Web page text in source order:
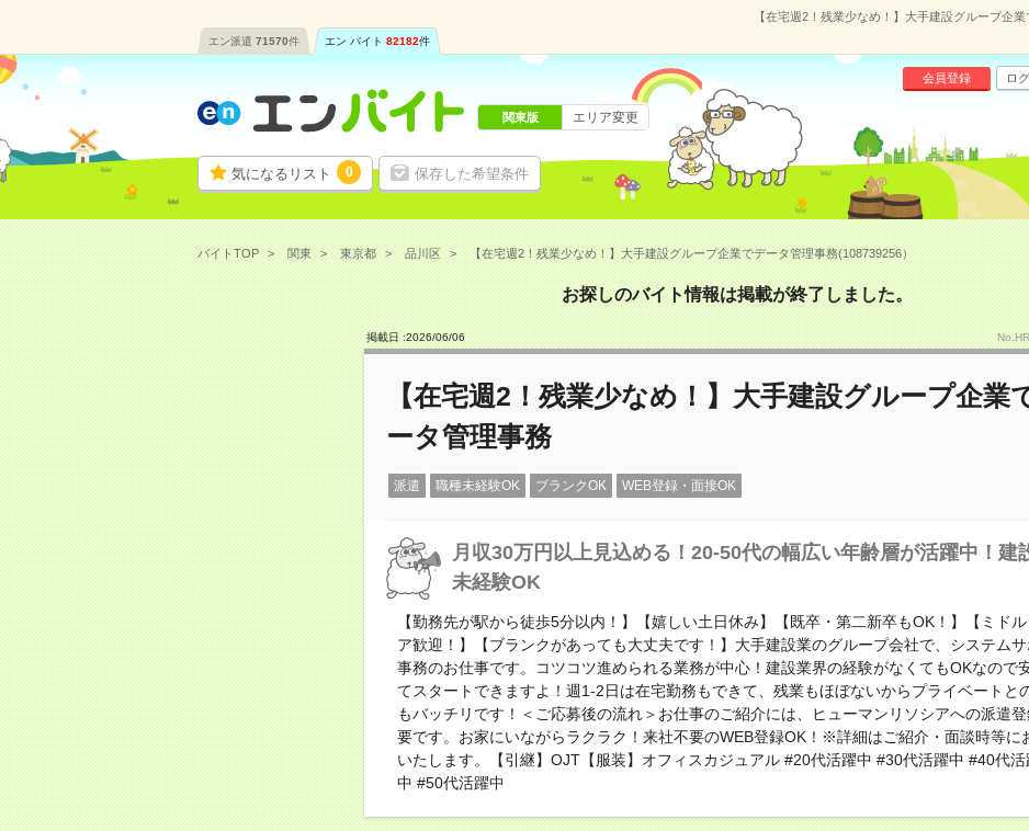
【在宅週2！残業少なめ！】大手建設グループ企
エン派遣 71570件 エン バイト 82182件
気になるリスト 0 保存した希望条件
会員登録 ロ
関東版 エリア変更
バイトTOP 関東 東京都 品川区 【在宅週2！残業少なめ！】大手建設グループ企業でデータ管理事務(108739256）
お探しのバイト情報は掲載が終了しました。
掲載日 :2026/06/06
【在宅週2！残業少なめ！】大手建設グループ企業
ータ管理事務
派遣 職種未経験OK ブランクOK WEB登録・面接OK
月収30万円以上見込める！20-50代の幅広い年齢層が活躍中！建
未経験OK
【勤務先が駅から徒歩5分以内！】【嬉しい土日休み】【既卒・第二新卒もOK！】【ミドル
ア歓迎！】【ブランクがあっても大丈夫です！】大手建設業のグループ会社で、システムサ
事務のお仕事です。コツコツ進められる業務が中心！建設業界の経験がなくてもOKなので
てスタートできますよ！週1-2日は在宅勤務もできて、残業もほぼないからプライベートと
もバッチリです！＜ご応募後の流れ＞お仕事のご紹介には、ヒューマンリソシアへの派遣
要です。お家にいながらラクラク！来社不要のWEB登録OK！※詳細はご紹介・面談時等に
いたします。【引継】OJT【服装】オフィスカジュアル #20代活躍中 #30代活躍中 #40代活
中 #50代活躍中